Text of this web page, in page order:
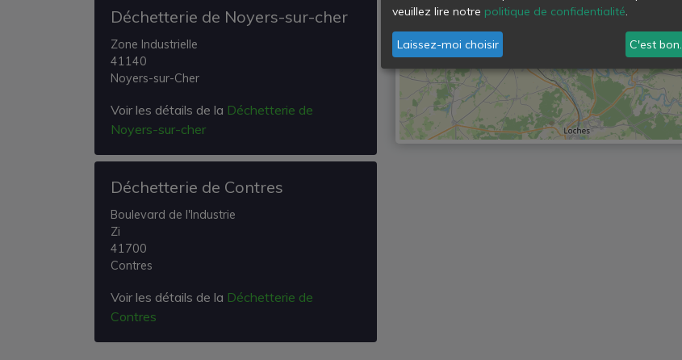
Déchetterie de Noyers-sur-cher
Zone Industrielle
41140
Noyers-sur-Cher
Voir les détails de la Déchetterie de
Noyers-sur-cher
Déchetterie de Contres
Boulevard de l'Industrie
Zi
41700
Contres
Voir les détails de la Déchetterie de
Contres
veuillez lire notre politique de confidentialité.
Laissez-moi choisir C'est bon.